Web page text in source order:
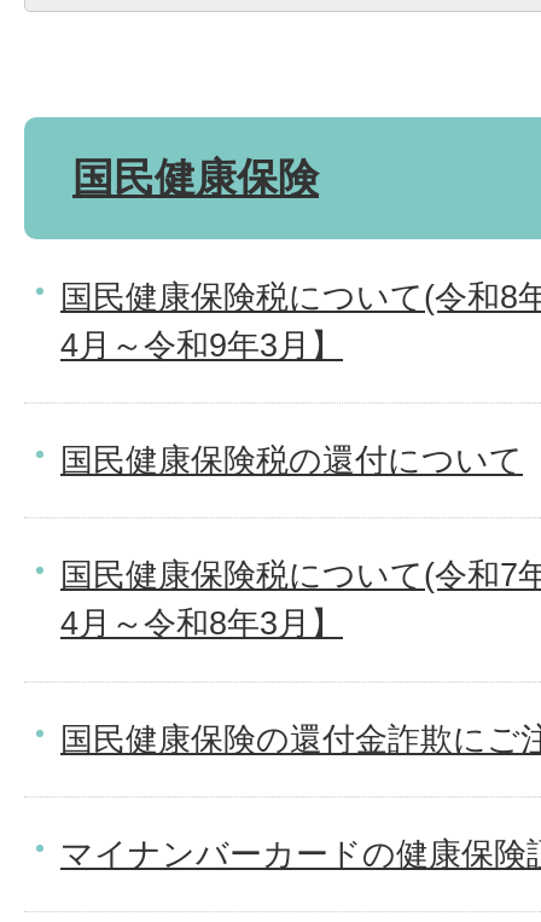
国民健康保険
国民健康保険税について(令和8
4月～令和9年3月】
国民健康保険税の還付について
国民健康保険税について(令和7
4月～令和8年3月】
国民健康保険の還付金詐欺にご
マイナンバーカードの健康保険